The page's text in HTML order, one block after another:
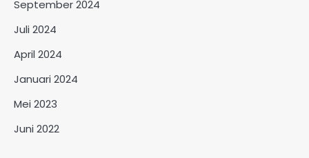
September 2024
Juli 2024
April 2024
Januari 2024
Mei 2023
Juni 2022